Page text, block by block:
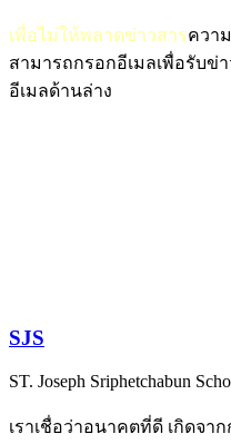
เพื่อไม่ให้พลาดข่าวสารควา
สามารถกรอกอีเมลเพื่อรับข่
อีเมลด้านล่าง
SJS
ST. Joseph Sriphetchabun
เราเชื่อว่าอนาคตที่ดี เกิดจา